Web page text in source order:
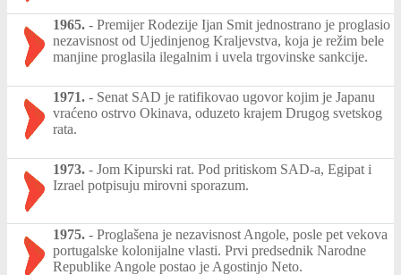
1965. - Premijer Rodezije Ijan Smit jednostrano je proglasio
nezavisnost od Ujedinjenog Kraljevstva, koja je režim bele
manjine proglasila ilegalnim i uvela trgovinske sankcije.
1971. - Senat SAD je ratifikovao ugovor kojim je Japanu
vraćeno ostrvo Okinava, oduzeto krajem Drugog svetskog
rata.
1973. - Jom Kipurski rat. Pod pritiskom SAD-a, Egipat i
Izrael potpisuju mirovni sporazum.
1975. - Proglašena je nezavisnost Angole, posle pet vekova
portugalske kolonijalne vlasti. Prvi predsednik Narodne
Republike Angole postao je Agostinjo Neto.